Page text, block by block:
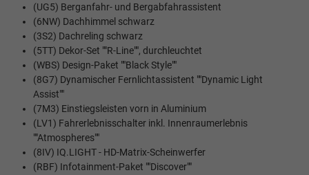
(UG5) Berganfahr- und Bergabfahrassistent
(6NW) Dachhimmel schwarz
(3S2) Dachreling schwarz
(5TT) Dekor-Set ""R-Line"", durchleuchtet
(WBS) Design-Paket ""Black Style""
(8G7) Dynamischer Fernlichtassistent ""Dynamic Light
Assist""
(7M3) Einstiegsleisten vorn in Aluminium
(LV1) Fahrerlebnisschalter inkl. Innenraumerlebnis
""Atmospheres""
(8IV) IQ.LIGHT - HD-Matrix-Scheinwerfer
(RBF) Infotainment-Paket ""Discover""